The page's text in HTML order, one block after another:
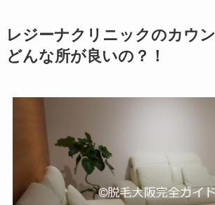
レジーナクリニックのカウ
どんな所が良いの？！